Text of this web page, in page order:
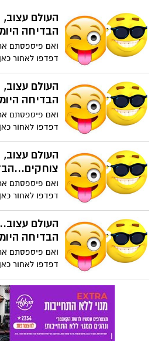
העולם
הבדיחה היומית
ואם פיספסתם
דפדפו לאחור
נט". צחקתם? אל
את חבריכם.
העולם
הבדיחה היומית
ואם פיספסתם
דפדפו לאחור
נט". צחקתם? אל
את חבריכם.
העולם עצוב,
ואם פיספסתם
דפדפו לאחור
נט". צחקתם? אל
את חבריכם.
העולם
הבדיחה היומית
ואם פיספסתם
דפדפו לאחור
נט". צחקתם? אל